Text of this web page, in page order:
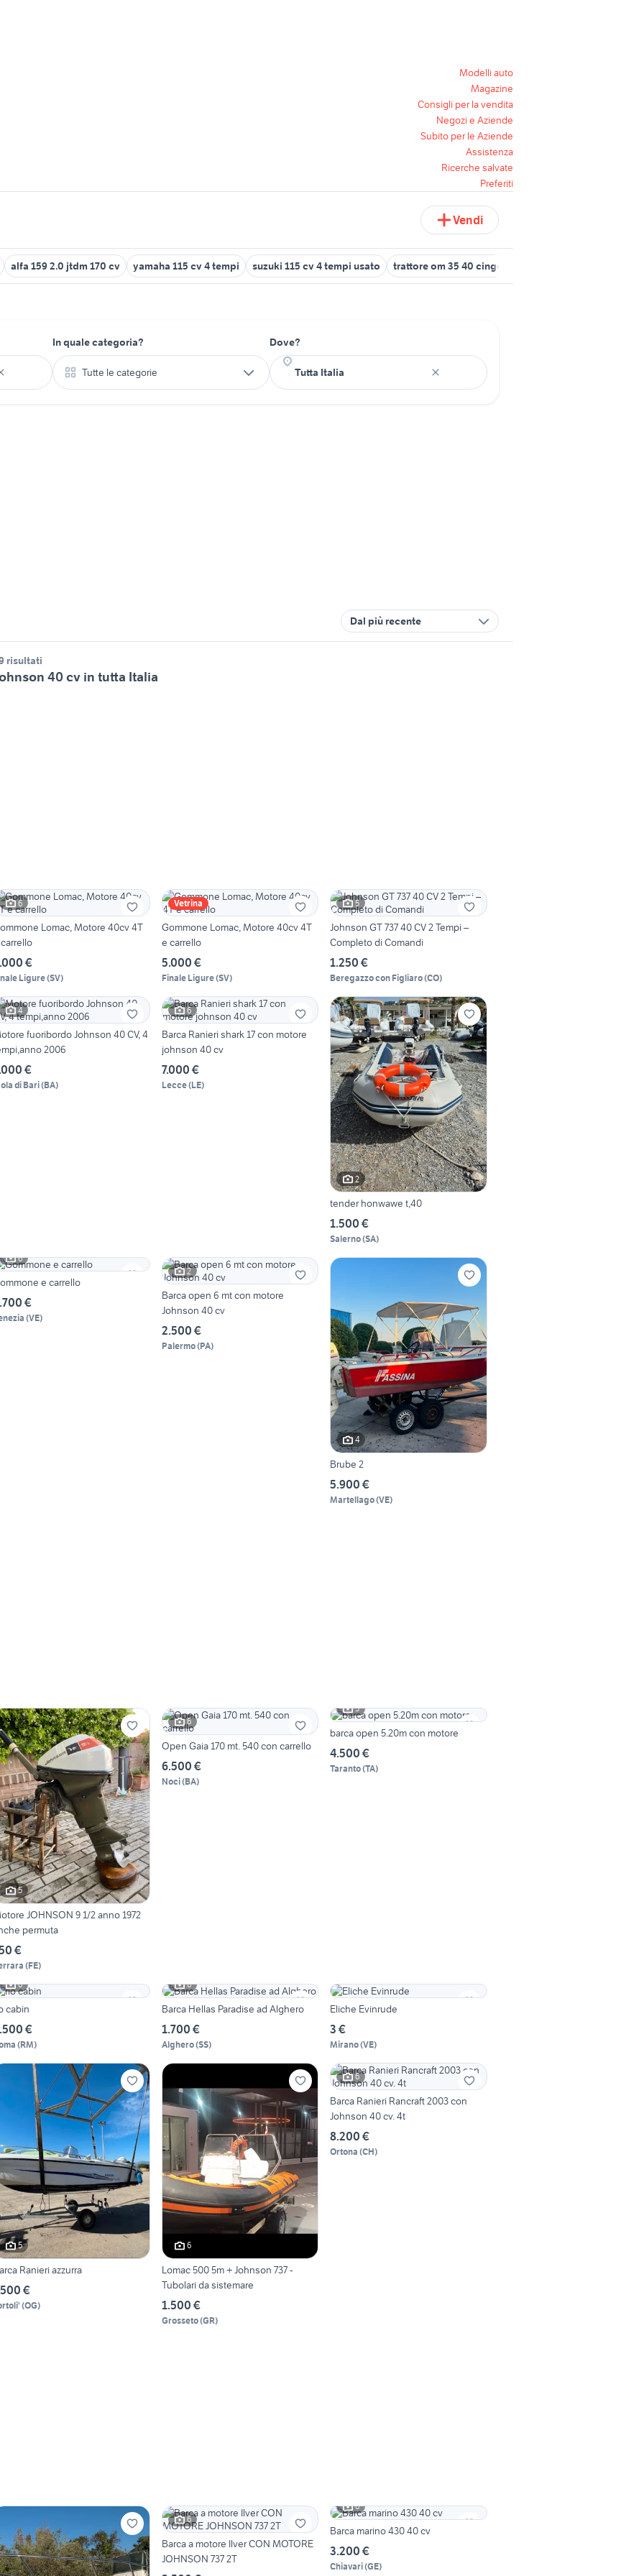
Modelli auto
Magazine
Consigli per la vendita
Negozi e Aziende
Subito per le Aziende
Assistenza
Ricerche salvate
Preferiti
Vendi
alfa 159 2.0 jtdm 170 cv yamaha 115 cv 4 tempi suzuki 115 cv 4 tempi usato trattore om 35 40 cingolato
In quale categoria?
Tutte le categorie
Dove?
Dal più recente
risultati
40 cv in tutta Italia
6
Lomac, Motore 40cv 4T
€
Ligure(SV)
Vetrina
Gommone Lomac, Motore 40cv 4T
e carrello
5.000 €
Finale Ligure(SV)
5
Johnson GT 737 40 CV 2 Tempi –
Completo di Comandi
1.250 €
Beregazzo con Figliaro(CO)
4
fuoribordo Johnson 40 CV, 4
2006
€
di Bari(BA)
6
Barca Ranieri shark 17 con motore
johnson 40 cv
7.000 €
Lecce(LE)
2
tender honwawe t,40
1.500 €
Salerno(SA)
6
e carrello
€
(VE)
2
Barca open 6 mt con motore
Johnson 40 cv
2.500 €
Palermo(PA)
4
Brube 2
5.900 €
Martellago(VE)
5
JOHNSON 9 1/2 anno 1972
permuta
€
(FE)
6
Open Gaia 170 mt. 540 con carrello
6.500 €
Noci(BA)
5
barca open 5.20m con motore
4.500 €
Taranto(TA)
6
cabin
€
(RM)
6
Barca Hellas Paradise ad Alghero
1.700 €
Alghero(SS)
Eliche Evinrude
3 €
Mirano(VE)
5
Ranieri azzurra
€
(OG)
6
Lomac 500 5m + Johnson 737 -
Tubolari da sistemare
1.500 €
Grosseto(GR)
6
Barca Ranieri Rancraft 2003 con
Johnson 40 cv. 4t
8.200 €
Ortona (CH)
6
Barca a motore Ilver CON MOTORE
JOHNSON 737 2T
6
Barca marino 430 40 cv
3.200 €
Chiavari(GE)